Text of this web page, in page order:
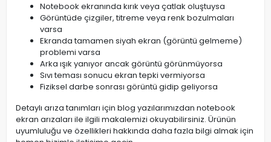
Notebook ekranında kırık veya çatlak oluştuysa
Görüntüde çizgiler, titreme veya renk bozulmaları
varsa
Ekranda tamamen siyah ekran (görüntü gelmeme)
problemi varsa
Arka ışık yanıyor ancak görüntü görünmüyorsa
Sıvı teması sonucu ekran tepki vermiyorsa
Fiziksel darbe sonrası görüntü gidip geliyorsa
Detaylı arıza tanımları için blog yazılarımızdan notebook
ekran arızaları ile ilgili makalemizi okuyabilirsiniz. Ürünün
uyumluluğu ve özellikleri hakkında daha fazla bilgi almak için